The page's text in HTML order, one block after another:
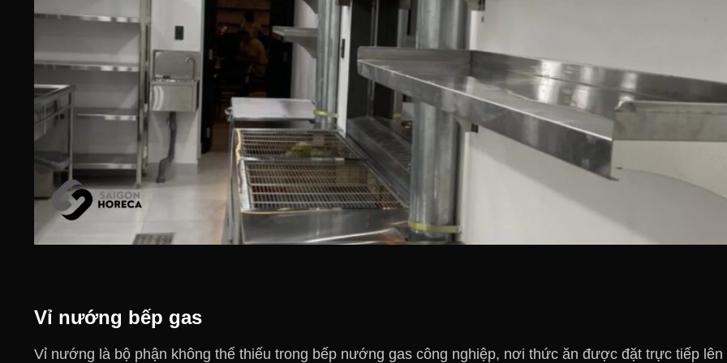
Vỉ nướng bếp gas
Vỉ nướng là bộ phận không thể thiếu trong bếp nướng gas công nghiệp, nơi thức ăn được đặt trực tiếp lên